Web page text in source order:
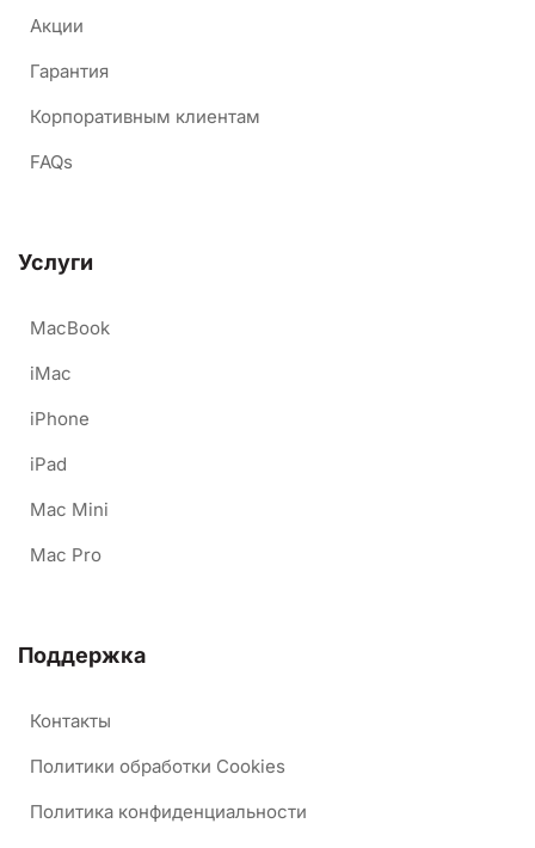
Акции
Гарантия
Корпоративным клиентам
FAQs
Услуги
MacBook
iMac
iPhone
iPad
Mac Mini
Mac Pro
Поддержка
Контакты
Политики обработки Cookies
Политика конфиденциальности